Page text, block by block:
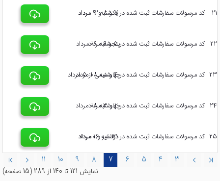
21 کد مرسولات سفارشات ثبت شده در 7 و 8 و 9 مردادیکشنبه 12 مرداد
22 کد مرسولات سفارشات ثبت شده در 5 و 6 مردادپنجشنبه 09 مرداد
23 کد مرسولات سفارشات ثبت شده در 4 و نیمی از 5 مردادچهارشنبه 08 مرداد
24 کد مرسولات سفارشات ثبت شده در 2 و 3 مردادچهارشنبه 08 مرداد
25 کد مرسولات سفارشات ثبت شده در 31 تیر و 1 مرداددوشنبه 06 مرداد
3
4
5
6
7
8
9
10
11
نمايش 121 تا 140 از 289 (15 صفحه)